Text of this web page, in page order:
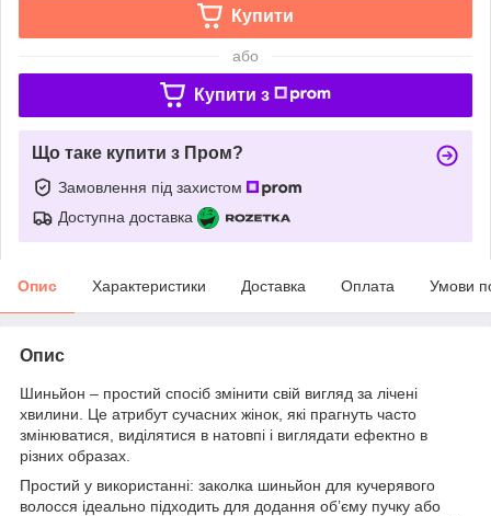
Купити
або
Купити з
Що таке купити з Пром?
Замовлення під захистом
Доступна доставка
Опис Характеристики Доставка Оплата Умови
Опис
Шиньйон – простий спосіб змінити свій вигляд за лічені
хвилини. Це атрибут сучасних жінок, які прагнуть часто
змінюватися, виділятися в натовпі і виглядати ефектно в
різних образах.
Простий у використанні: заколка шиньйон для кучерявого
волосся ідеально підходить для додання об’єму пучку або